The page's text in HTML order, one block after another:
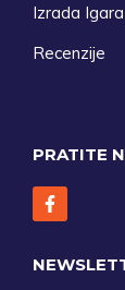
Izrada Igara
Recenzije
PRATITE